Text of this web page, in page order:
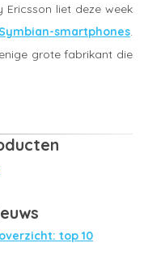
liet deze week
smartphones
grote fabrikant die
top 10